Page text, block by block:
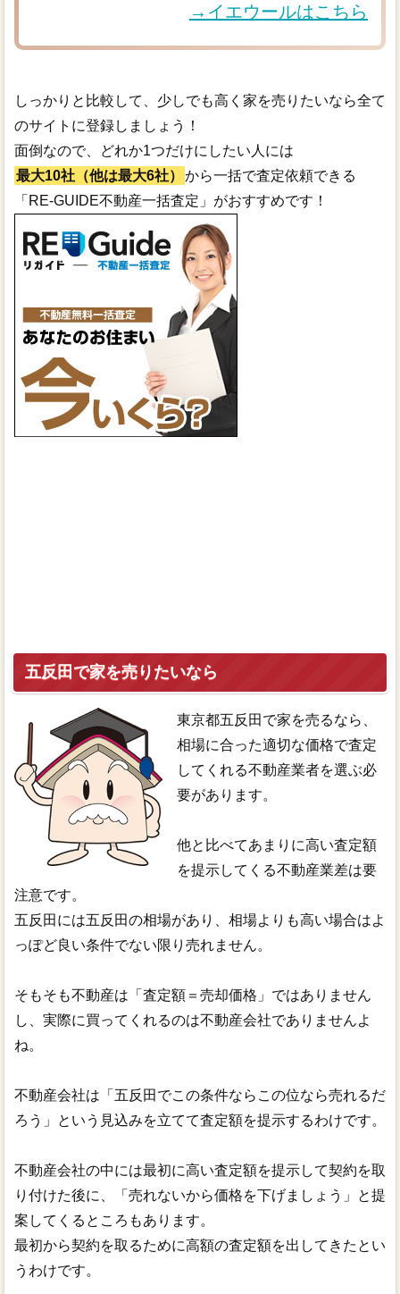
→イエウールはこちら
しっかりと比較して、少しでも高く家を売りたいなら全て
のサイトに登録しましょう！
面倒なので、どれか1つだけにしたい人には
最大10社（他は最大6社）
から一括で査定依頼できる
「RE-GUIDE不動産一括査定」がおすすめです！
五反田で家を売りたいなら
東京都五反田で家を売るなら、
相場に合った適切な価格で査定
してくれる不動産業者を選ぶ必
要があります。
他と比べてあまりに高い査定額
を提示してくる不動産業差は要
注意です。
五反田には五反田の相場があり、相場よりも高い場合はよ
っぽど良い条件でない限り売れません。
そもそも不動産は「査定額＝売却価格」ではありません
し、実際に買ってくれるのは不動産会社でありませんよ
ね。
不動産会社は「五反田でこの条件ならこの位なら売れるだ
ろう」という見込みを立てて査定額を提示するわけです。
不動産会社の中には最初に高い査定額を提示して契約を取
り付けた後に、「売れないから価格を下げましょう」と提
案してくるところもあります。
最初から契約を取るために高額の査定額を出してきたとい
うわけです。